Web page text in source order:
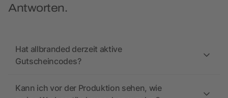
Antworten.
Hat allbranded derzeit aktive
Gutscheincodes?
Kann ich vor der Produktion sehen, wie